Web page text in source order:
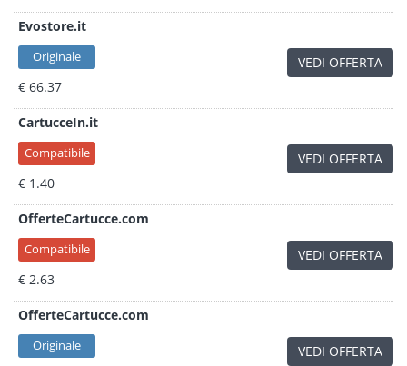
Evostore.it
Originale
€ 66.37
VEDI OFFERTA
CartucceIn.it
Compatibile
€ 1.40
VEDI OFFERTA
OfferteCartucce.com
Compatibile
€ 2.63
VEDI OFFERTA
OfferteCartucce.com
Originale VEDI OFFERTA